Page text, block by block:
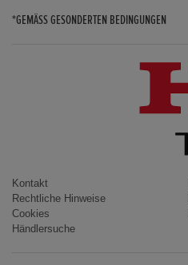
*GEMÄSS GESONDERTEN BEDINGUNGEN
CIVIC / CIVIC LIMOUSINE
INSIGHT
ACCORD
Kontakt
Rechtliche Hinweise
Cookies
Händlersuche